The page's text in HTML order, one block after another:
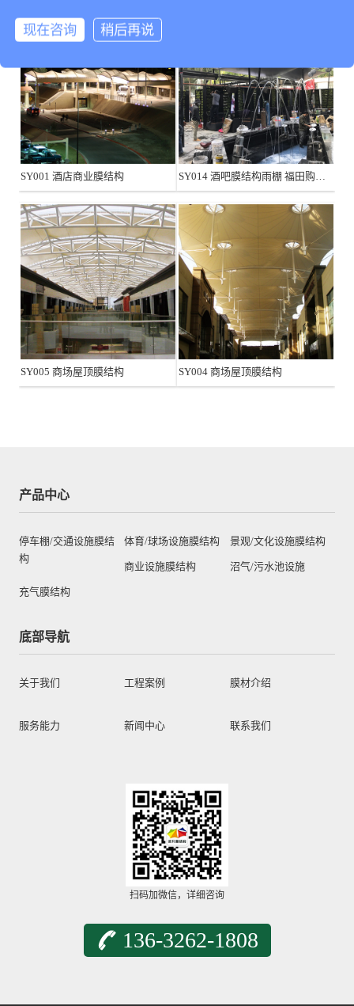
SY001 酒店商业膜结构 SY014 酒吧膜结构雨棚 福田购物公园
SY005 商场屋顶膜结构 SY004 商场屋顶膜结构
产品中心
停车棚/交通设施膜结
构
体育/球场设施膜结构 景观/文化设施膜结构
商业设施膜结构 沼气/污水池设施
充气膜结构
底部导航
关于我们 工程案例 膜材介绍
服务能力 新闻中心 联系我们
扫码加微信，详细咨询
136-3262-1808
现在咨询 稍后再说